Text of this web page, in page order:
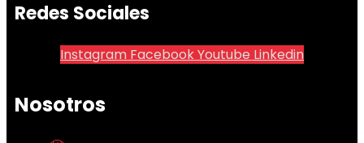
Redes Sociales
Instagram FacebookYoutube Linkedin
Nosotros